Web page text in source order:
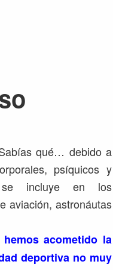
qué… debido a
psíquicos y
se incluye en los
aviación, astronáutas
acometido la
deportiva no muy